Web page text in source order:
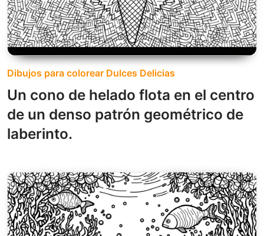
Dibujos para colorear Dulces Delicias
Un cono de helado flota en el centro
de un denso patrón geométrico de
laberinto.